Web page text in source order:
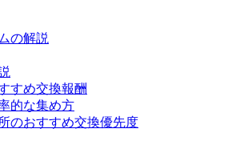
の解説
すめ交換報酬
的な集め方
のおすすめ交換優先度